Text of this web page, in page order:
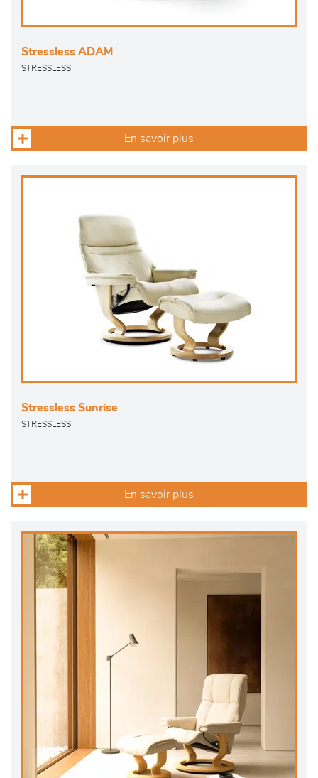
Stressless ADAM
STRESSLESS
En savoir plus
Stressless Sunrise
STRESSLESS
En savoir plus